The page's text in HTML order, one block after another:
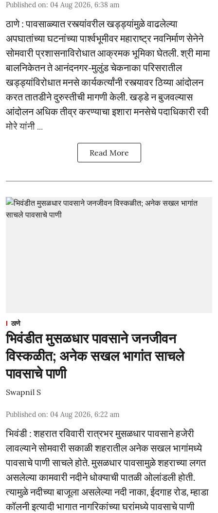
Published on: 04 Aug 2026, 6:38 am
ठाणे : पावसाळ्यात रस्त्यांवरील खड्ड्यांमुळे वाढलेल्या
अपघातांच्या घटनांच्या पार्श्वभूमीवर महाराष्ट्र नवनिर्माण सेनेने
सोमवारी प्रशासनाविरोधात आक्रमक भूमिका घेतली. श्री मामा
बालनिकेतन ते आनंदनगर-मुलुंड चेकनाका परिसरातील
खड्ड्यांविरोधात मनसे कार्यकर्त्यांनी रस्त्यावर ठिय्या आंदोलन
करत तातडीने दुरुस्तीची मागणी केली. खड्डे न बुजवल्यास
आंदोलन अधिक तीव्र करण्याचा इशारा मनसेचे पदाधिकारी रवी
मोरे यांनी ...
Read More
ठाणे
भिवंडीत मुसळधार पावसाने जनजीवन
विस्कळीत; अनेक सखल भागांत साचले
पावसाचे पाणी
Swapnil S
Published on: 04 Aug 2026, 6:22 am
भिवंडी : शहरात रविवारी रात्रभर मुसळधार पावसाने हजेरी
लावल्याने सोमवारी सकाळी शहरातील अनेक सखल भागांमध्ये
पावसाचे पाणी साचले होते. मुसळधार पावसामुळे शहराच्या लगत
असलेल्या कामवारी नदीने धोक्याची पातळी ओलांडली होती.
त्यामुळे नदीच्या बाजूला असलेल्या नदी नाका, ईदगाह रोड, म्हाडा
कॉलनी इत्यादी भागात नागरिकांच्या घरांमध्ये पावसाचे पाणी